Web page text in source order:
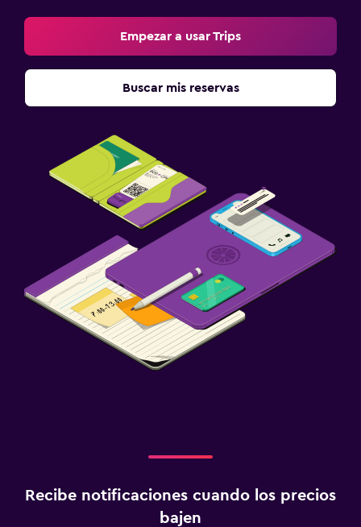
Empezar a usar Trips
Buscar mis reservas
Recibe notificaciones cuando los precios
bajen